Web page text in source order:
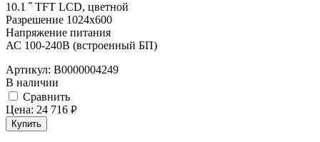
10.1 ˝ TFT LCD, цветной
Разрешение 1024x600
Напряжение питания
АС 100-240В (встроенный БП)
Артикул: В0000004249
В наличии
Cравнить
Цена: 24 716 руб.
Купить